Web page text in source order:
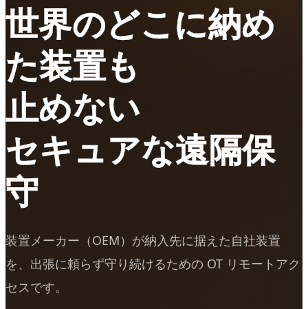
世界のどこに納め
た装置も
止めない
セキュアな遠隔保
守
装置メーカー（OEM）が納入先に据えた自社装置
を、出張に頼らず守り続けるための OT リモートアク
セスです。